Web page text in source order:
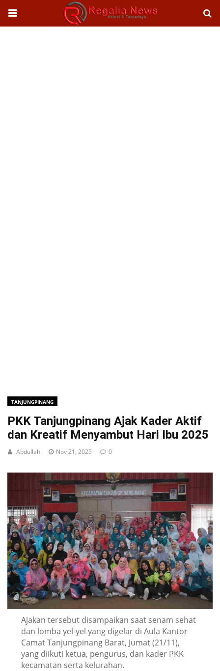
TANJUNGPINANG
PKK Tanjungpinang Ajak Kader Aktif
dan Kreatif Menyambut Hari Ibu 2025
Abdullah Nov 21, 2025 0
Ajakan tersebut disampaikan saat senam sehat
dan lomba yel-yel yang digelar di Aula Kantor
Camat Tanjungpinang Barat, Jumat (21/11),
yang diikuti ketua, pengurus, dan kader PKK
kecamatan serta kelurahan.